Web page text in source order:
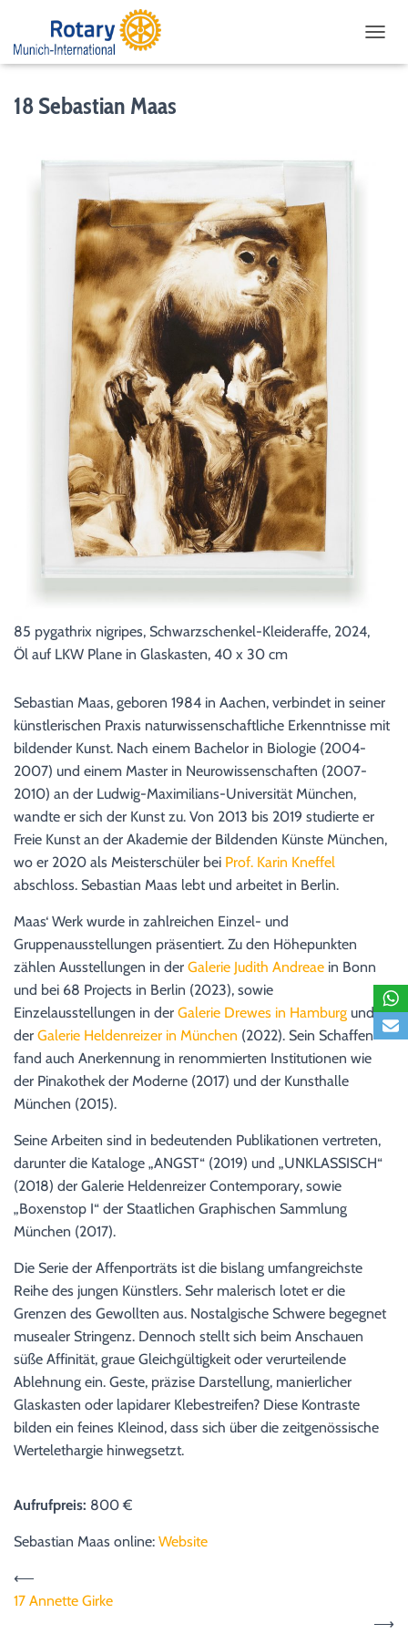
18 Sebastian Maas
85 pygathrix nigripes, Schwarzschenkel-Kleideraffe, 2024,
Öl auf LKW Plane in Glaskasten, 40 x 30 cm
Sebastian Maas, geboren 1984 in Aachen, verbindet in seiner
künstlerischen Praxis naturwissenschaftliche Erkenntnisse mit
bildender Kunst. Nach einem Bachelor in Biologie (2004-
2007) und einem Master in Neurowissenschaften (2007-
2010) an der Ludwig-Maximilians-Universität München,
wandte er sich der Kunst zu. Von 2013 bis 2019 studierte er
Freie Kunst an der Akademie der Bildenden Künste München,
wo er 2020 als Meisterschüler bei Prof. Karin Kneffel
abschloss. Sebastian Maas lebt und arbeitet in Berlin.
Maas‘ Werk wurde in zahlreichen Einzel- und
Gruppenausstellungen präsentiert. Zu den Höhepunkten
zählen Ausstellungen in der Galerie Judith Andreae in Bonn
und bei 68 Projects in Berlin (2023), sowie
Einzelausstellungen in der Galerie Drewes in Hamburg und
der Galerie Heldenreizer in München (2022). Sein Schaffen
fand auch Anerkennung in renommierten Institutionen wie
der Pinakothek der Moderne (2017) und der Kunsthalle
München (2015).
Seine Arbeiten sind in bedeutenden Publikationen vertreten,
darunter die Kataloge „ANGST“ (2019) und „UNKLASSISCH“
(2018) der Galerie Heldenreizer Contemporary, sowie
„Boxenstop I“ der Staatlichen Graphischen Sammlung
München (2017).
Die Serie der Affenporträts ist die bislang umfangreichste
Reihe des jungen Künstlers. Sehr malerisch lotet er die
Grenzen des Gewollten aus. Nostalgische Schwere begegnet
musealer Stringenz. Dennoch stellt sich beim Anschauen
süße Affinität, graue Gleichgültigkeit oder verurteilende
Ablehnung ein. Geste, präzise Darstellung, manierlicher
Glaskasten oder lapidarer Klebestreifen? Diese Kontraste
bilden ein feines Kleinod, dass sich über die zeitgenössische
Wertelethargie hinwegsetzt.
Aufrufpreis: 800 €
Sebastian Maas online: Website
⟵
17 Annette Girke
⟶